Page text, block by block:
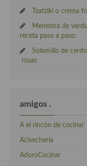
Tzatziki o crema
Menestra de
receta paso a paso.
Solomillo de
rosas
amigos .
A el rincón de cocinar
Acivecheria
AdoroCocinar